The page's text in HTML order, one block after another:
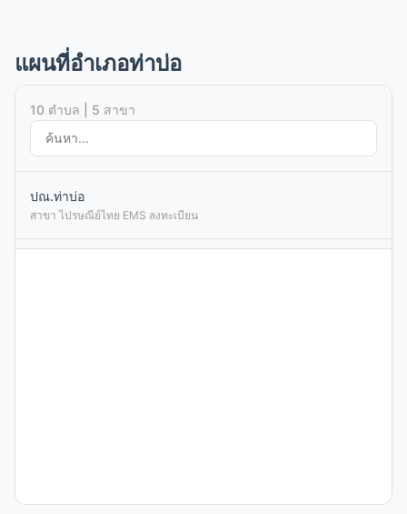
แผนที่อำเภอท่าบ่อ
10 ตำบล | 5 สาขา
ปณ.ท่าบ่อ
สาขา ไปรษณีย์ไทย EMS ลงทะเบียน